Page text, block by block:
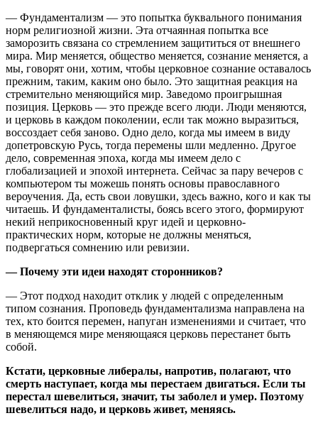
— Фундаментализм — это попытка буквального понимания
норм религиозной жизни. Эта отчаянная попытка все
заморозить связана со стремлением защититься от внешнего
мира. Мир меняется, общество меняется, сознание меняется, а
мы, говорят они, хотим, чтобы церковное сознание оставалось
прежним, таким, каким оно было. Это защитная реакция на
стремительно меняющийся мир. Заведомо проигрышная
позиция. Церковь — это прежде всего люди. Люди меняются,
и церковь в каждом поколении, если так можно выразиться,
воссоздает себя заново. Одно дело, когда мы имеем в виду
допетровскую Русь, тогда перемены шли медленно. Другое
дело, современная эпоха, когда мы имеем дело с
глобализацией и эпохой интернета. Сейчас за пару вечеров с
компьютером ты можешь понять основы православного
вероучения. Да, есть свои ловушки, здесь важно, кого и как ты
читаешь. И фундаменталисты, боясь всего этого, формируют
некий неприкосновенный круг идей и церковно-
практических норм, которые не должны меняться,
подвергаться сомнению или ревизии.
— Почему эти идеи находят сторонников?
— Этот подход находит отклик у людей с определенным
типом сознания. Проповедь фундаментализма направлена на
тех, кто боится перемен, напуган изменениями и считает, что
в меняющемся мире меняющаяся церковь перестанет быть
собой.
Кстати, церковные либералы, напротив, полагают, что
смерть наступает, когда мы перестаем двигаться. Если ты
перестал шевелиться, значит, ты заболел и умер. Поэтому
шевелиться надо, и церковь живет, меняясь.